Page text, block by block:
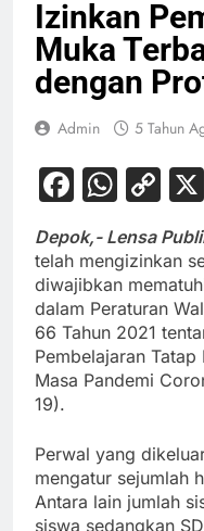
Izinkan
Muka
dengan
Admin 5 Tahun
Depok,- Lensa
telah mengizinkan
diwajibkan
dalam Peraturan
66 Tahun 2021
Pembelajaran
Masa Pandemi
19).
Perwal yang
mengatur sejumlah
Antara lain jumlah
siswa sedangkan